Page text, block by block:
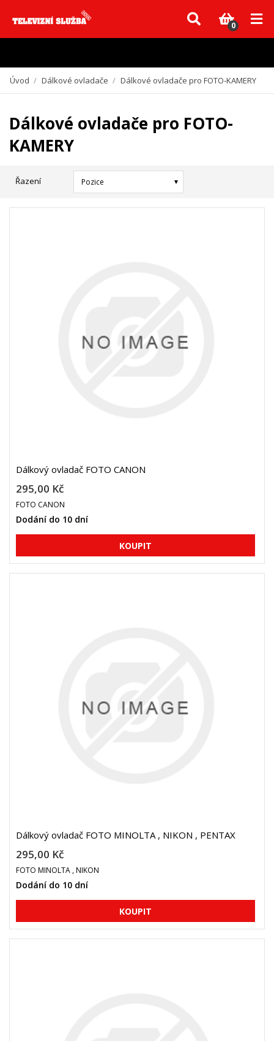
Vzhledem k aktuální situaci se může dodání dílů, které nejsou skladem,
zpozdit. Děkujeme za pochopení.
0
Úvod / Dálkové ovladače / Dálkové ovladače pro FOTO-KAMERY
Dálkové ovladače pro FOTO-
KAMERY
Řazení Pozice
Dálkový ovladač FOTO CANON
295,00 Kč
FOTO CANON
Dodání do 10 dní
Dálkový ovladač FOTO MINOLTA , NIKON , PENTAX
295,00 Kč
FOTO MINOLTA , NIKON
Dodání do 10 dní